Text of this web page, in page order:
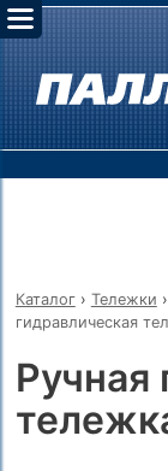
Каталог› Тележки ›
гидравлическая
Ручная